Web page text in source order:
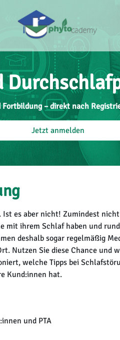
Fortbildung – direkt nach
Jetzt anmelden
es aber nicht! Zumindest
mit ihrem Schlaf haben und
deshalb sogar regelmäßig
Nutzen Sie diese Chance und
welche Tipps bei
Kund:innen hat.
und PTA